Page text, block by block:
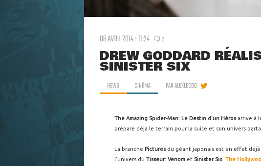
08 AVRIL 2014 - 11:24 2
DREW GODDARD
SINISTER SIX
NEWS CINÉMA PARALEXLECOQ
The Amazing Spider-Man: Le Destin d'un Héros arrive à
prépare déjà le terrain pour la suite et son univers
La branche Picturesdu géant japonais est en effet déjà
l'univers du Tisseur: Venom et Sinister Six The